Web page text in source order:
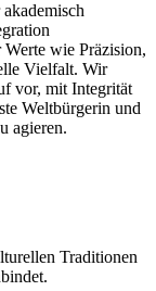
Werte wie Präzision,
Vielfalt. Wir
vor, mit Integrität
Weltbürgerin und
agieren.
Traditionen